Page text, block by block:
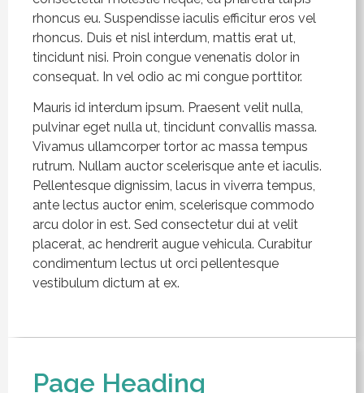
rhoncus eu. Suspendisse iaculis efficitur eros vel
rhoncus. Duis et nisl interdum, mattis erat ut,
tincidunt nisi. Proin congue venenatis dolor in
consequat. In vel odio ac mi congue porttitor.
Mauris id interdum ipsum. Praesent velit nulla,
pulvinar eget nulla ut, tincidunt convallis massa.
Vivamus ullamcorper tortor ac massa tempus
rutrum. Nullam auctor scelerisque ante et iaculis.
Pellentesque dignissim, lacus in viverra tempus,
ante lectus auctor enim, scelerisque commodo
arcu dolor in est. Sed consectetur dui at velit
placerat, ac hendrerit augue vehicula. Curabitur
condimentum lectus ut orci pellentesque
vestibulum dictum at ex.
Page Heading